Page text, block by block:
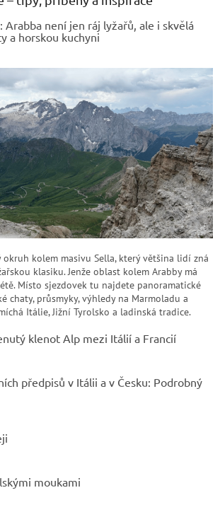
Arabba není jen ráj lyžařů, ale i skvělá
a horskou kuchyni
okruh kolem masivu Sella, který většina lidí zná
klasiku. Jenže oblast kolem Arabby má
Místo sjezdovek tu najdete panoramatické
chaty, průsmyky, výhledy na Marmoladu a
Itálie, Jižní Tyrolsko a ladinská tradice.
klenot Alp mezi Itálií a Francií
předpisů v Itálii a v Česku: Podrobný
moukami